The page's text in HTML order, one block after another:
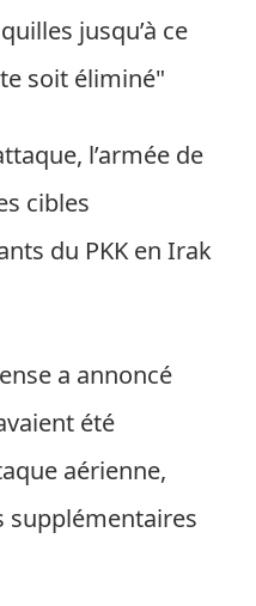
jusqu’à ce
soit éliminé"
l’armée de
cibles
du PKK en Irak
a annoncé
été
aérienne,
supplémentaires